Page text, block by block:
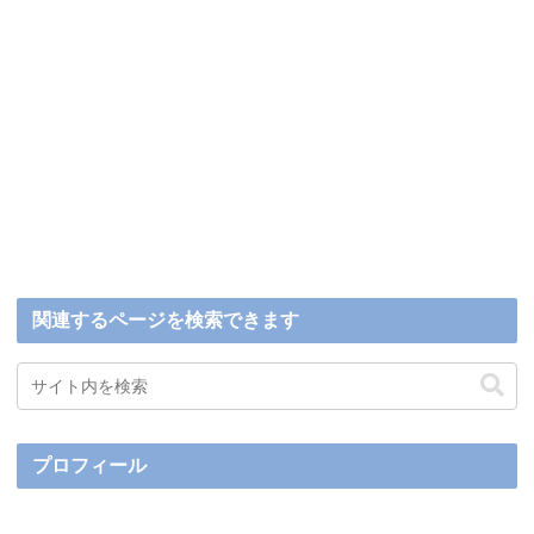
関連するページを検索できます
プロフィール